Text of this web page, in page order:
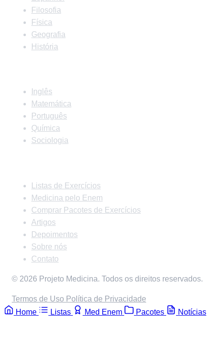
Filosofia
Física
Geografia
História
Inglês
Matemática
Português
Química
Sociologia
Listas de Exercícios
Medicina pelo Enem
Comprar Pacotes de Exercícios
Artigos
Depoimentos
Sobre nós
Contato
© 2026 Projeto Medicina. Todos os direitos reservados.
Termos de Uso Política de Privacidade
Home
Listas Med Enem Pacotes Notícias